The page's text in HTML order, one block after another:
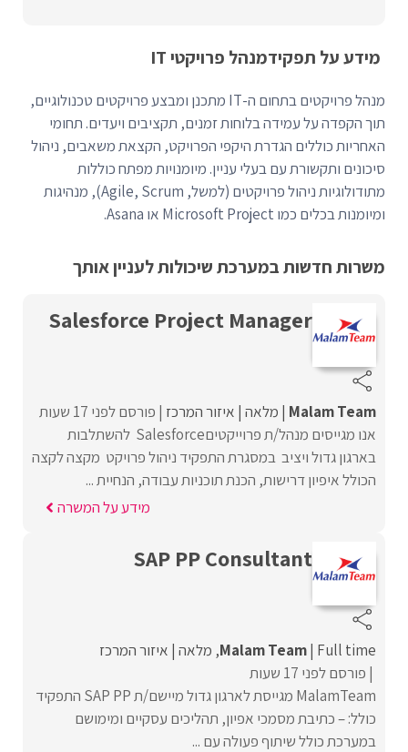
מידע על תפקידמנהל פרויקטי IT
מנהל פרויקטים בתחום ה-IT מתכנן ומבצע פרויקטים טכנולוגיים,
תוך הקפדה על עמידה בלוחות זמנים, תקציבים ויעדים. תחומי
האחריות כוללים הגדרת היקפי הפרויקט, הקצאת משאבים, ניהול
סיכונים ותקשורת עם בעלי עניין. מיומנויות מפתח כוללות
מתודולוגיות ניהול פרויקטים (למשל, Agile, Scrum), מנהיגות
ומיומנות בכלים כמו Microsoft Project או Asana.
משרות חדשות במערכת שיכולות לעניין אותך
Salesforce Project Manager
Malam Team מלאה איזור המרכז פורסם לפני 17 שעות
אנו מגייסים מנהל/ת פרוייקטיםSalesforce להשתלבות
בארגון גדול ויציב במסגרת התפקיד ניהול פרויקט מקצה לקצה
הכולל איפיון דרישות, הכנת תוכניות עבודה, הנחיית ...
מידע על המשרה
SAP PP Consultant
Malam Team Full time מלאה איזור המרכז
פורסם לפני 17 שעות
MalamTeam מגייסת לארגון גדול מיישם/ת SAP PP התפקיד
כולל: – כתיבת מסמכי אפיון, תהליכים עסקיים ומימושם
במערכת כולל שיתוף פעולה עם ...